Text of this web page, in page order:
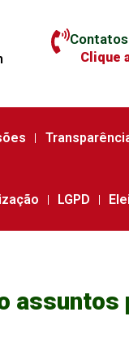
Contatos
Clique
LGPD